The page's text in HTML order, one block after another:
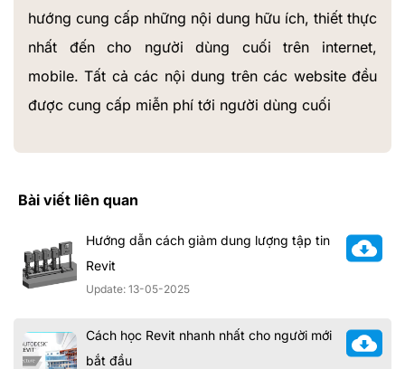
hướng cung cấp những nội dung hữu ích, thiết thực
nhất đến cho người dùng cuối trên internet,
mobile. Tất cả các nội dung trên các website đều
được cung cấp miễn phí tới người dùng cuối
Bài viết liên quan
Hướng dẫn cách giảm dung lượng tập tin
Revit
Update: 13-05-2025
Cách học Revit nhanh nhất cho người mới
bắt đầu